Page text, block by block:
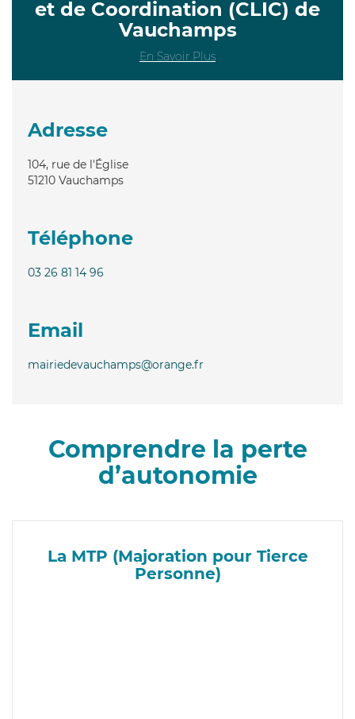
et de Coordination (CLIC) de
Vauchamps
En Savoir Plus
Adresse
104, rue de l'Église
51210 Vauchamps
Téléphone
03 26 81 14 96
Email
mairiedevauchamps@orange.fr
Comprendre la perte
d’autonomie
La MTP (Majoration pour Tierce
Personne)